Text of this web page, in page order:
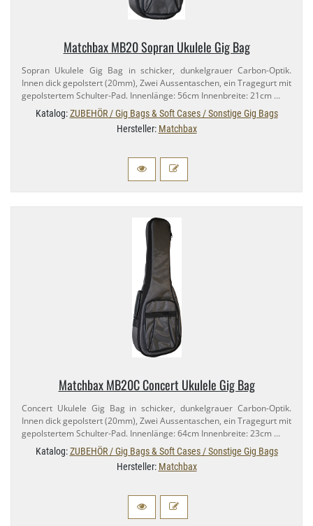
Matchbax MB20 Sopran Ukulele Gig Bag
Sopran Ukulele Gig Bag in schicker, dunkelgrauer Carbon-​Optik.
Innen dick gepolstert (20mm), Zwei Aussentaschen, ein Tragegurt mit
gepolstertem Schulter-​Pad. Innenlänge: 56cm Innenbreite: 21cm …
Katalog:ZUBEHÖR / Gig Bags & Soft Cases / Sonstige Gig Bags
Hersteller: Matchbax
Matchbax MB20C Concert Ukulele Gig Bag
Concert Ukulele Gig Bag in schicker, dunkelgrauer Carbon-​Optik.
Innen dick gepolstert (20mm), Zwei Aussentaschen, ein Tragegurt mit
gepolstertem Schulter-​Pad. Innenlänge: 64cm Innenbreite: 23cm …
Katalog:ZUBEHÖR / Gig Bags & Soft Cases / Sonstige Gig Bags
Hersteller: Matchbax